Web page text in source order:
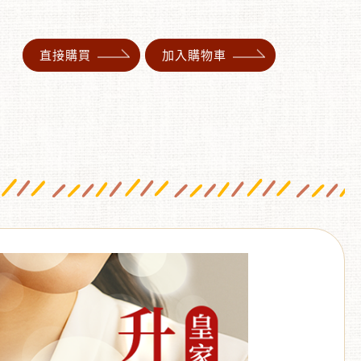
直接購買 加入購物車